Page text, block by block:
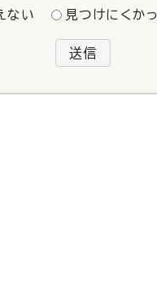
ない 見つけにくか
送信